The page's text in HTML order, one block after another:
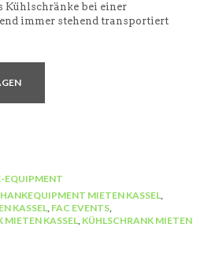
Kühlschränke bei einer
immer stehend transportiert
EQUIPMENT
MIETEN KASSEL,
KASSEL, FAC EVENTS,
MIETEN KASSEL, KÜHLSCHRANK MIETEN